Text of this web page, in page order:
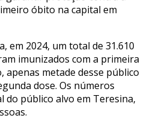
óbito na capital em
em 2024, um total de 31.610
imunizados com a primeira
apenas metade desse público
dose. Os números
do público alvo em Teresina,